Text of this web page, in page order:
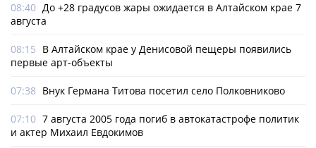
08:40 До +28 градусов жары ожидается в Алтайском крае 7
августа
08:15 В Алтайском крае у Денисовой пещеры появились
первые арт-объекты
07:38 Внук Германа Титова посетил село Полковниково
07:10 7 августа 2005 года погиб в автокатастрофе политик
и актер Михаил Евдокимов